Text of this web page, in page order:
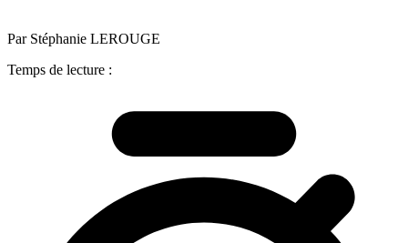
Par Stéphanie LEROUGE
Temps de lecture :